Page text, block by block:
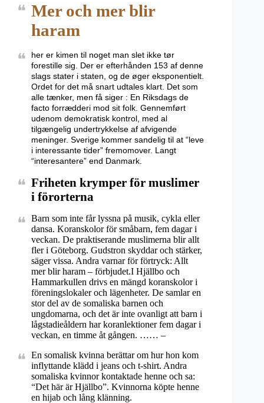
Mer och mer blir
haram
her er kimen til noget man slet ikke tør
forestille sig. Der er efterhånden 153 af denne
slags stater i staten, og de øger eksponentielt.
Ordet for det må snart udtales klart. Det som
alle tænker, men få siger : En Riksdags de
facto forrædderi mod sit folk. Gennemført
udenom demokratisk kontrol, med al
tilgængelig undertrykkelse af afvigende
meninger. Sverige kommer sandelig til at “leve
i interessante tider” fremomover. Langt
“interesantere” end Danmark.
Friheten krymper för muslimer
i förorterna
Barn som inte får lyssna på musik, cykla eller
dansa. Koranskolor för småbarn, fem dagar i
veckan. De praktiserande muslimerna blir allt
fler i Göteborg. Gudstron skyddar och stärker,
säger vissa. Andra varnar för förtryck: Allt
mer blir haram – förbjudet.I Hjällbo och
Hammarkullen drivs en mängd koranskolor i
föreningslokaler och lägenheter. De samlar en
stor del av de somaliska barnen och
ungdomarna, och det är inte ovanligt att barn i
lågstadieåldern har koranlektioner fem dagar i
veckan, en timme åt gången. …… –
En somalisk kvinna berättar om hur hon kom
inflyttande klädd i jeans och t-shirt. Andra
somaliska kvinnor kontaktade henne och sa:
“Det här är Hjällbo”. Kvinnorna köpte henne
en hijab och lång klänning.